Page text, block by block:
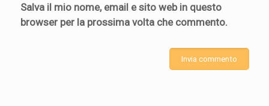
Salva il mio nome, email e sito web in questo
browser per la prossima volta che commento.